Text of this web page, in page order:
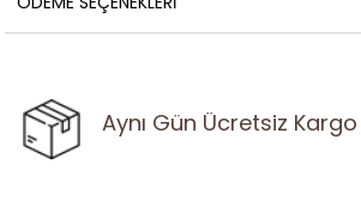
Aynı Gün Ücretsiz Kargo